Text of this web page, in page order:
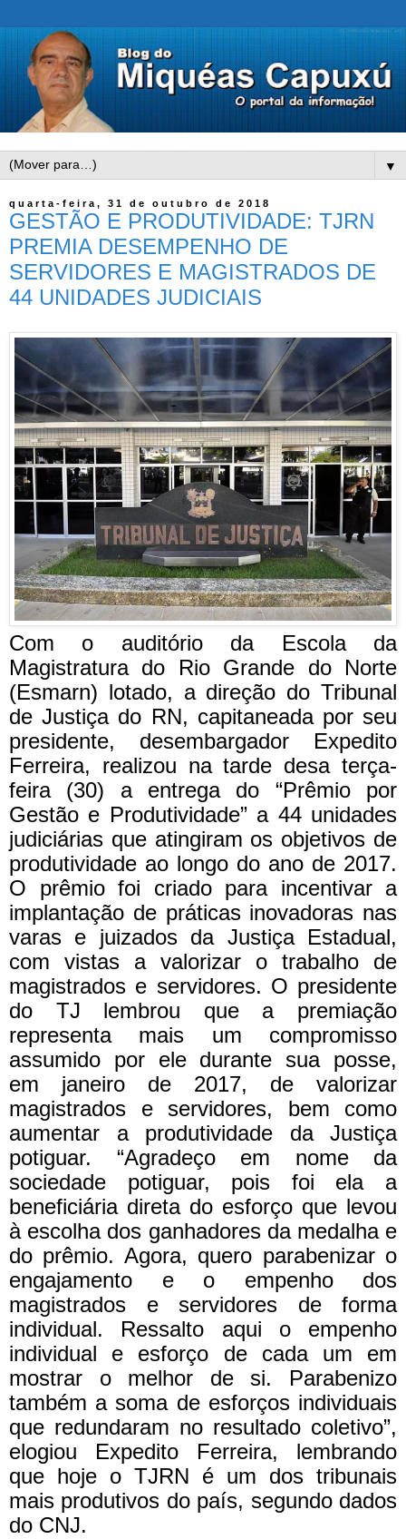
▼
quarta-feira, 31 de outubro de 2018
GESTÃO E PRODUTIVIDADE: TJRN
PREMIA DESEMPENHO DE
SERVIDORES E MAGISTRADOS DE
44 UNIDADES JUDICIAIS
Com o auditório da Escola da
Magistratura do Rio Grande do Norte
(Esmarn) lotado, a direção do Tribunal
de Justiça do RN, capitaneada por seu
presidente, desembargador Expedito
Ferreira, realizou na tarde desa terça-
feira (30) a entrega do “Prêmio por
Gestão e Produtividade” a 44 unidades
judiciárias que atingiram os objetivos de
produtividade ao longo do ano de 2017.
O prêmio foi criado para incentivar a
implantação de práticas inovadoras nas
varas e juizados da Justiça Estadual,
com vistas a valorizar o trabalho de
magistrados e servidores. O presidente
do TJ lembrou que a premiação
representa mais um compromisso
assumido por ele durante sua posse,
em janeiro de 2017, de valorizar
magistrados e servidores, bem como
aumentar a produtividade da Justiça
potiguar. “Agradeço em nome da
sociedade potiguar, pois foi ela a
beneficiária direta do esforço que levou
à escolha dos ganhadores da medalha e
do prêmio. Agora, quero parabenizar o
engajamento e o empenho dos
magistrados e servidores de forma
individual. Ressalto aqui o empenho
individual e esforço de cada um em
mostrar o melhor de si. Parabenizo
também a soma de esforços individuais
que redundaram no resultado coletivo”,
elogiou Expedito Ferreira, lembrando
que hoje o TJRN é um dos tribunais
mais produtivos do país, segundo dados
do CNJ.